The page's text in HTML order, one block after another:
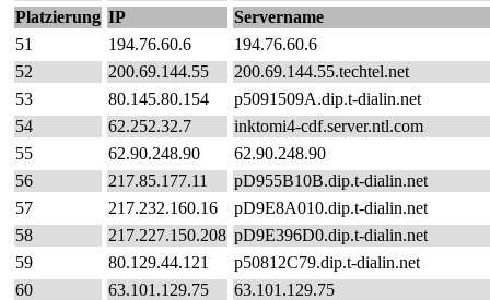
Platzierung IP
Servername
51
194.76.60.6
194.76.60.6
52
200.69.144.55
200.69.144.55.techtel.net
53
80.145.80.154
p5091509A.dip.t-dialin.net
54
62.252.32.7
inktomi4-cdf.server.ntl.com
55
62.90.248.90
62.90.248.90
56
217.85.177.11
pD955B10B.dip.t-dialin.net
57
217.232.160.16
pD9E8A010.dip.t-dialin.net
58
217.227.150.208 pD9E396D0.dip.t-dialin.net
59
80.129.44.121
p50812C79.dip.t-dialin.net
60
63.101.129.75
63.101.129.75